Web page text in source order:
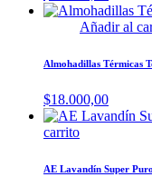
Añadir al
Almohadillas Térmicas
$18.000,00
carrito
AE Lavandín Super